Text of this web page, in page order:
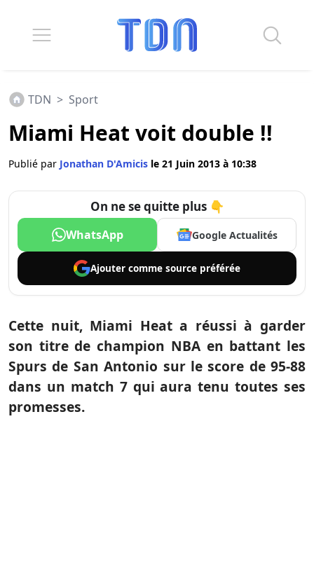
TDN > Sport
Miami Heat voit double !!
Publié par Jonathan D'Amicis le 21 Juin 2013 à 10:38
On ne se quitte plus 👇
WhatsApp Google Actualités
Ajouter comme source préférée
Cette nuit, Miami Heat a réussi à garder
son titre de champion NBA en battant les
Spurs de San Antonio sur le score de 95-88
dans un match 7 qui aura tenu toutes ses
promesses.